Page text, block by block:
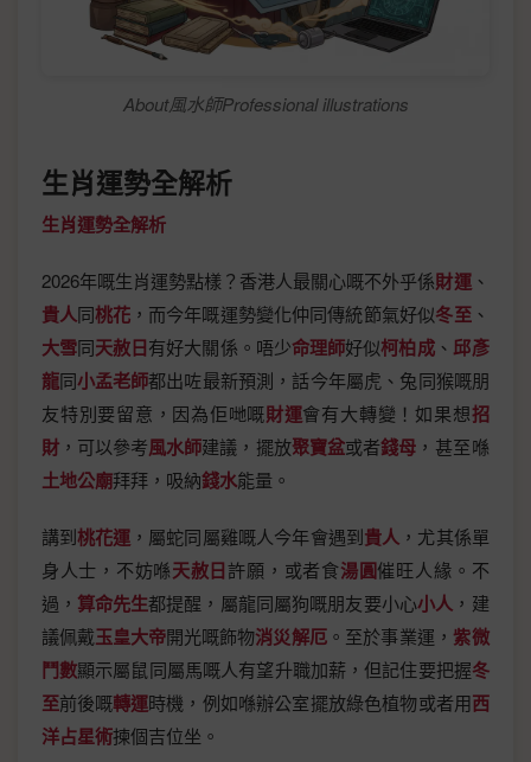
About風水師Professional illustrations
生肖運勢全解析
生肖運勢全解析
2026年嘅生肖運勢點樣？香港人最關心嘅不外乎係財運 、
貴人同桃花 ，而今年嘅運勢變化仲同傳統節氣好似冬至 、
大雪同天赦日有好大關係。唔少命理師好似柯柏成 、 邱彥
龍同小孟老師都出咗最新預測，話今年屬虎、兔同猴嘅朋
友特別要留意，因為佢哋嘅財運會有大轉變！如果想招
財 ，可以參考風水師建議，擺放聚寶盆或者錢母 ，甚至喺
土地公廟拜拜，吸納錢水能量。
講到桃花運 ，屬蛇同屬雞嘅人今年會遇到貴人 ，尤其係單
身人士，不妨喺天赦日許願，或者食湯圓催旺人緣。不
過， 算命先生都提醒，屬龍同屬狗嘅朋友要小心小人 ，建
議佩戴玉皇大帝開光嘅飾物消災解厄 。至於事業運， 紫微
鬥數顯示屬鼠同屬馬嘅人有望升職加薪，但記住要把握冬
至前後嘅轉運時機，例如喺辦公室擺放綠色植物或者用西
洋占星術揀個吉位坐。